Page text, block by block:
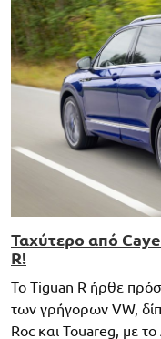
Ταχύτερο από
R!
Το Tiguan R ήρθε
των γρήγορων VW,
Roc και Touareg, με